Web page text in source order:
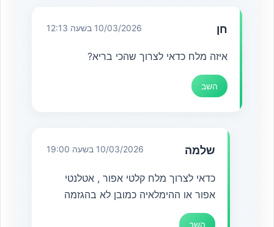
חן 10/03/2026 בשעה 12:13
איזה מלח כדאי לצרוך שהכי בריא?
השב
שלמה 10/03/2026 בשעה 19:00
כדאי לצרוך מלח קלטי אפור , אטלנטי
אפור או ההימלאיה כמובן לא בהגזמה
השב